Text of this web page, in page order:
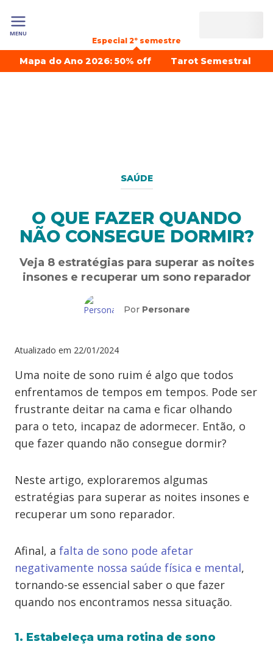
MENU
Especial 2º semestre
Mapa do Ano 2026: 50% off Tarot Semestral
SAÚDE
O QUE FAZER QUANDO
NÃO CONSEGUE DORMIR?
Veja 8 estratégias para superar as noites
insones e recuperar um sono reparador
Por Personare
Atualizado em 22/01/2024
Uma noite de sono ruim é algo que todos
enfrentamos de tempos em tempos. Pode ser
frustrante deitar na cama e ficar olhando
para o teto, incapaz de adormecer. Então, o
que fazer quando não consegue dormir?
Neste artigo, exploraremos algumas
estratégias para superar as noites insones e
recuperar um sono reparador.
Afinal, a falta de sono pode afetar
negativamente nossa saúde física e mental,
tornando-se essencial saber o que fazer
quando nos encontramos nessa situação.
1. Estabeleça uma rotina de sono